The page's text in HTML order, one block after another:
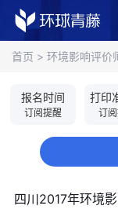
首页 > 环境影响评价
报名时间
订阅提醒
打印
订
四川2017年环境